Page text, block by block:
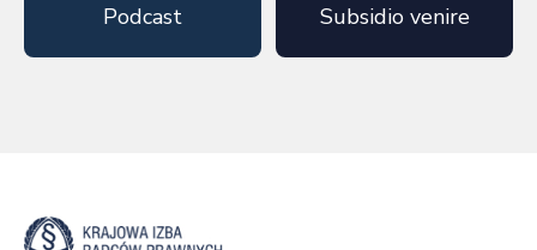
Podcast Subsidio venire